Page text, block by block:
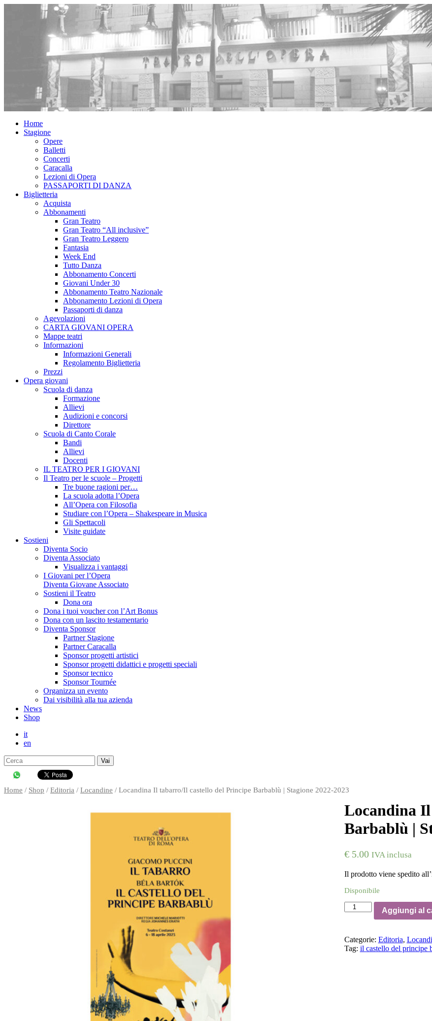
Home
Stagione
Opere
Balletti
Concerti
Caracalla
Lezioni di Opera
PASSAPORTI DI DANZA
Biglietteria
Acquista
Abbonamenti
Gran Teatro
Gran Teatro “All inclusive”
Gran Teatro Leggero
Fantasia
Week End
Tutto Danza
Abbonamento Concerti
Giovani Under 30
Abbonamento Teatro Nazionale
Abbonamento Lezioni di Opera
Passaporti di danza
Agevolazioni
CARTA GIOVANI OPERA
Mappe teatri
Informazioni
Informazioni Generali
Regolamento Biglietteria
Prezzi
Opera giovani
Scuola di danza
Formazione
Allievi
Audizioni e concorsi
Direttore
Scuola di Canto Corale
Bandi
Allievi
Docenti
IL TEATRO PER I GIOVANI
Il Teatro per le scuole – Progetti
Tre buone ragioni per…
La scuola adotta l’Opera
All’Opera con Filosofia
Studiare con l’Opera – Shakespeare in Musica
Gli Spettacoli
Visite guidate
Sostieni
Diventa Socio
Diventa Associato
Visualizza i vantaggi
I Giovani per l’Opera
Diventa Giovane Associato
Sostieni il Teatro
Dona ora
Dona i tuoi voucher con l’Art Bonus
Dona con un lascito testamentario
Diventa Sponsor
Partner Stagione
Partner Caracalla
Sponsor progetti artistici
Sponsor progetti didattici e progetti speciali
Sponsor tecnico
Sponsor Tournée
Organizza un evento
Dai visibilità alla tua azienda
News
Shop
it
en
Search
Skip
to
Home / Shop / Editoria / Locandine / Locandina Il tabarro/Il castello del Principe Barbablù | Stagione 2022-2023
Locandina
Barbablù |
€5.00 IVA inclusa
Il prodotto viene spedito
Disponibile
Locandina
Il
del
Principe
Aggiungi al
Categorie: Editoria,
Tag: il castello del principe